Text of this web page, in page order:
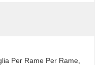
Per Rame Per Rame